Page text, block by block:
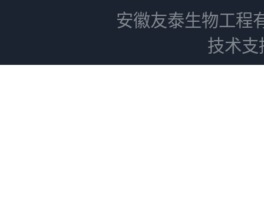
安徽友泰生物工程
技术